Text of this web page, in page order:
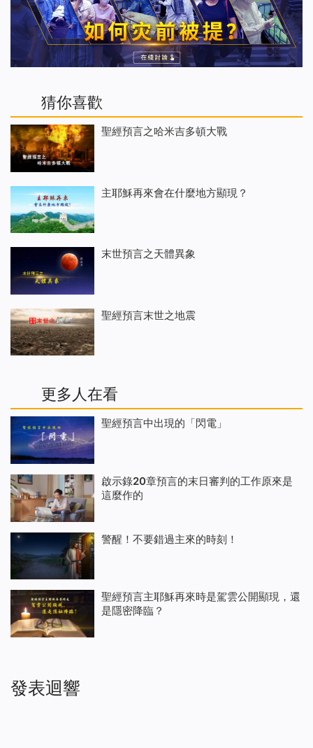
猜你喜歡
聖經預言之哈米吉多頓大戰
主耶穌再來會在什麼地方顯現？
末世預言之天體異象
聖經預言末世之地震
更多人在看
聖經預言中出現的「閃電」
啟示錄20章預言的末日審判的工作原來是
這麼作的
警醒！不要錯過主來的時刻！
聖經預言主耶穌再來時是駕雲公開顯現，還
是隱密降臨？
發表迴響